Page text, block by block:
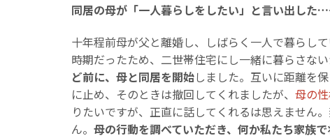
同居の母が「一人暮らしをしたい」と言い出した…
十年程前母が父と離婚し、しばらく一人で暮らし
時期だったため、二世帯住宅にし一緒に暮らさな
ど前に、母と同居を開始しました。互いに距離を
に止め、そのときは撤回してくれましたが、 母の
りたいですが、正直に話してくれるは思えません
ん。 母の行動を調べていただき、何か私たち家族